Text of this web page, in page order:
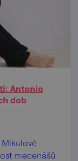
Antonio
dob
mecenášů